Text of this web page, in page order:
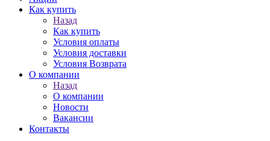
Как купить
Назад
Как купить
Условия оплаты
Условия доставки
Условия Возврата
О компании
Назад
О компании
Новости
Вакансии
Контакты